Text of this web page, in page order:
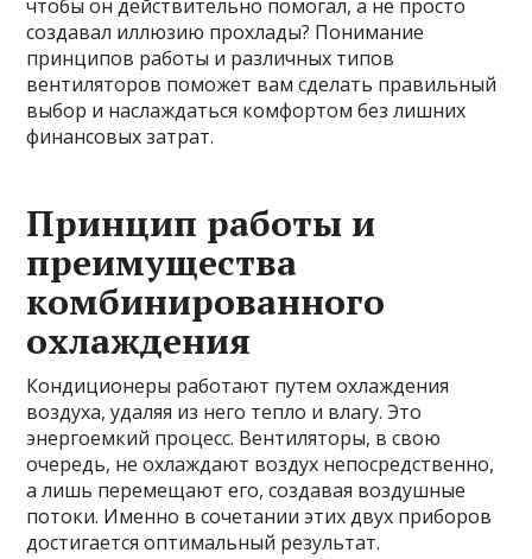
чтобы он действительно помогал, а не просто
создавал иллюзию прохлады? Понимание
принципов работы и различных типов
вентиляторов поможет вам сделать правильный
выбор и наслаждаться комфортом без лишних
финансовых затрат.
Принцип работы и
преимущества
комбинированного
охлаждения
Кондиционеры работают путем охлаждения
воздуха, удаляя из него тепло и влагу. Это
энергоемкий процесс. Вентиляторы, в свою
очередь, не охлаждают воздух непосредственно,
а лишь перемещают его, создавая воздушные
потоки. Именно в сочетании этих двух приборов
достигается оптимальный результат.